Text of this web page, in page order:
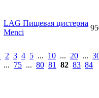
LAG Пищевая цистерна
Menci
2 3 4 5 ... 10 ... 20 ...
... 75 ... 80 81 82 83 84